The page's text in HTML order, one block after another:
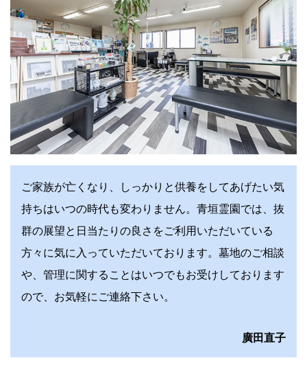
ご家族が亡くなり、しっかりと供養をしてあげたい気
持ちはいつの時代も変わりません。青垣霊園では、抜
群の展望と日当たりの良さをご利用いただいている
方々に気に入っていただいております。墓地のご相談
や、管理に関することはいつでもお受けしております
ので、お気軽にご連絡下さい。
廣田直子